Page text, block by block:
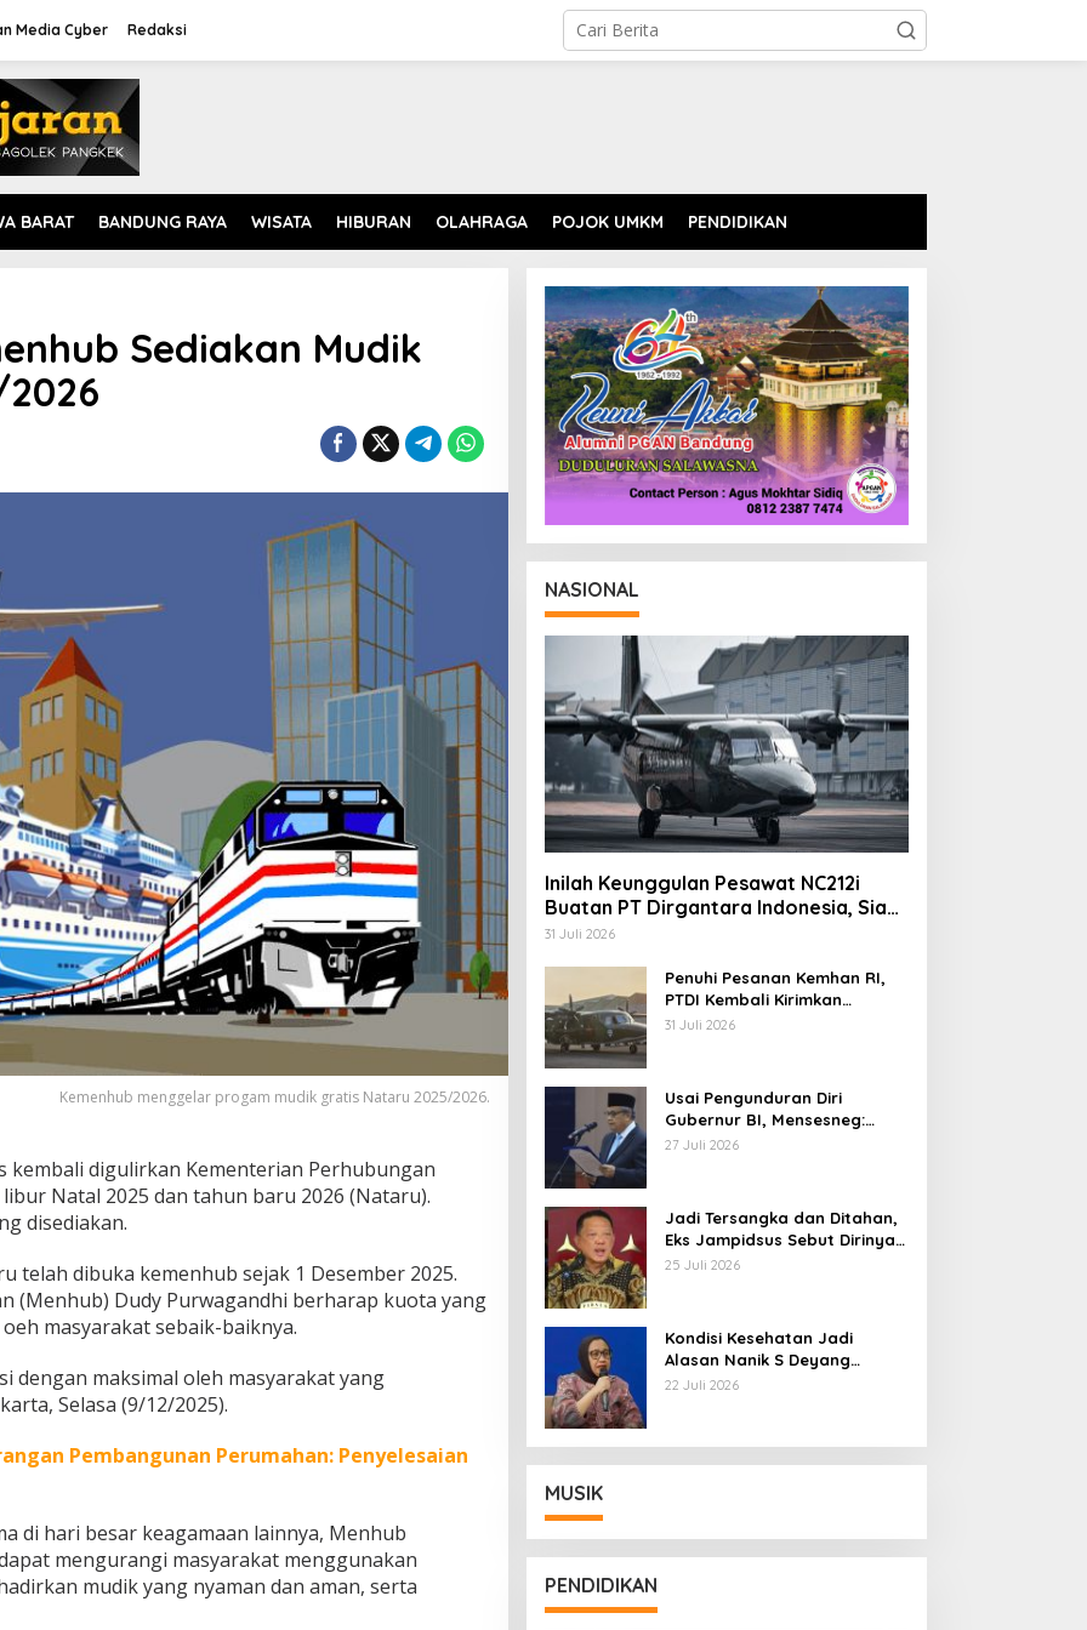
Media Cyber Redaksi
BARAT BANDUNG RAYA WISATA HIBURAN OLAHRAGA POJOK UMKM PENDIDIKAN
Sediakan Mudik
Kemenhub menggelar progam mudik gratis Nataru 2025/2026.
kembali digulirkan Kementerian Perhubungan
Natal 2025 dan tahun baru 2026 (Nataru).
disediakan.
telah dibuka kemenhub sejak 1 Desember 2025.
(Menhub) Dudy Purwagandhi berharap kuota yang
masyarakat sebaik-baiknya.
dengan maksimal oleh masyarakat yang
Selasa (9/12/2025).
Pembangunan Perumahan: Penyelesaian
di hari besar keagamaan lainnya, Menhub
mengurangi masyarakat menggunakan
mudik yang nyaman dan aman, serta
NASIONAL
Inilah Keunggulan Pesawat NC212i
Buatan PT Dirgantara Indonesia, Siap
Dukung Berbagai Operasi TNI
31 Juli 2026
Penuhi Pesanan Kemhan RI,
PTDI Kembali Kirimkan
Pesawat NC212i ke Pangkalan
31 Juli 2026
Usai Pengunduran Diri
Gubernur BI, Mensesneg:
Segera Terbit Keppres
27 Juli 2026
Jadi Tersangka dan Ditahan,
Eks Jampidsus Sebut Dirinya
Korban Kriminalisasi
25 Juli 2026
Kondisi Kesehatan Jadi
Alasan Nanik S Deyang
Mundur dari BGN, Prabowo
22 Juli 2026
MUSIK
PENDIDIKAN